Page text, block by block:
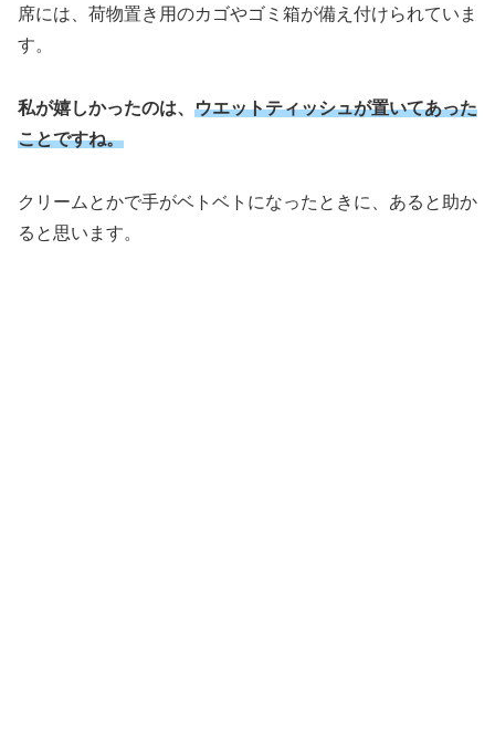
席には、荷物置き用のカゴやゴミ箱が備え付けられていま
す。
私が嬉しかったのは、 ウエットティッシュが置いてあった
ことですね。
クリームとかで手がベトベトになったときに、あると助か
ると思います。